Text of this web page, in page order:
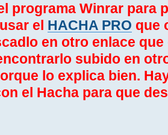
programa Winrar para
el HACHA PRO que
en otro enlace
subido en
lo explica bien.
el Hacha para que